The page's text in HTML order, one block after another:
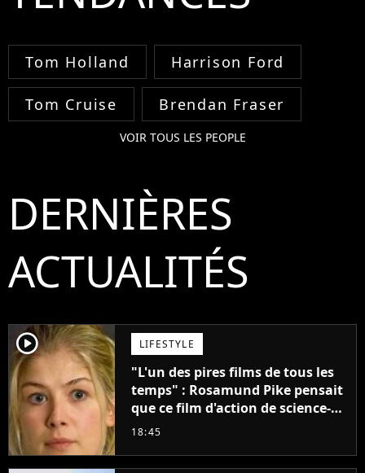
Tom Holland Harrison Ford
Tom Cruise Brendan Fraser
VOIR TOUS LES PEOPLE
DERNIÈRES
ACTUALITÉS
player2 LIFESTYLE
"L'un des pires films de tous les
temps" : Rosamund Pike pensait
que ce film d'action de science-
fiction avec Dwayne Johnson
18:45